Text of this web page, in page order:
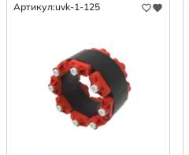
Артикул:uvk-1-125